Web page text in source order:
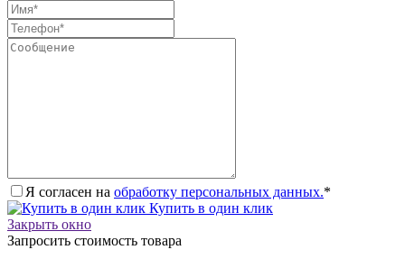
Я согласен на обработку персональных данных.*
Купить в один клик
Закрыть окно
Запросить стоимость товара